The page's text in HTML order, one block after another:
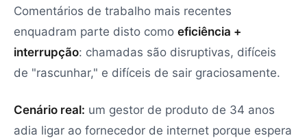
Comentários de trabalho mais recentes
enquadram parte disto como eficiência +
interrupção: chamadas são disruptivas, difíceis
de "rascunhar," e difíceis de sair graciosamente.
Cenário real: um gestor de produto de 34 anos
adia ligar ao fornecedor de internet porque espera